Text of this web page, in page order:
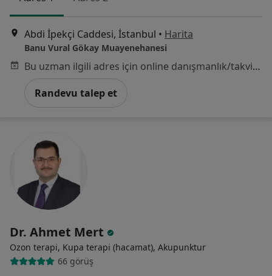
Abdi İpekçi Caddesi, İstanbul • Harita
Banu Vural Gökay Muayenehanesi
Bu uzman ilgili adres için online danışmanlık/takvim sunmuyor.
Randevu talep et
Dr. Ahmet Mert
Ozon terapi, Kupa terapi (hacamat), Akupunktur
66 görüş